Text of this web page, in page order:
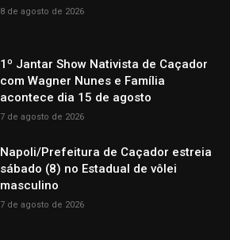
8 de agosto de 2026
1º Jantar Show Nativista de Caçador
com Wagner Nunes e Família
acontece dia 15 de agosto
7 de agosto de 2026
Napoli/Prefeitura de Caçador estreia
sábado (8) no Estadual de vôlei
masculino
7 de agosto de 2026